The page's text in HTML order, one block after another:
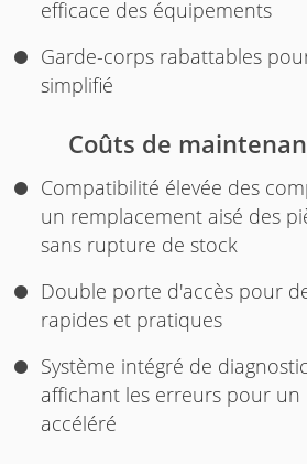
efficace des équipements
Garde-corps rabattables
simplifié
Coûts de
Compatibilité élevée des
un remplacement aisé des
sans rupture de stock
Double porte d'accès pour
rapides et pratiques
Système intégré de
affichant les erreurs pour un
accéléré